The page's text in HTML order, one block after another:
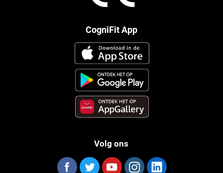
CogniFit App
Volg ons